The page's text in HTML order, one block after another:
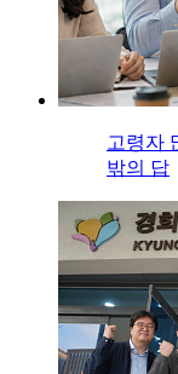
고령자
밖의 답